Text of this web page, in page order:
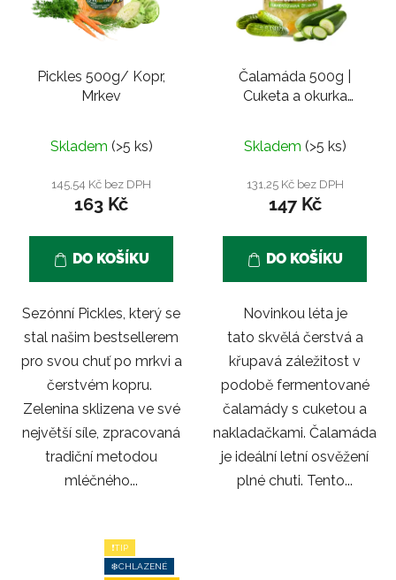
Pickles 500g/ Kopr,
Mrkev
hodnocení
produktu
je
z
Skladem (>5 ks)
145,54 Kč bez DPH
163 Kč
DO KOŠÍKU
Sezónní Pickles, který se
stal našim bestsellerem
pro svou chuť po mrkvi a
čerstvém kopru.
Zelenina sklizena ve své
největší síle, zpracovaná
tradiční metodou
mléčného...
Čalamáda 500g |
Cuketa a okurka
Skladem (>5 ks)
131,25 Kč bez DPH
147 Kč
DO KOŠÍKU
Novinkou léta je
tato skvělá čerstvá a
křupavá záležitost v
podobě fermentované
čalamády s cuketou a
nakladačkami. Čalamáda
je ideální letní osvěžení
plné chuti. Tento...
❗TIP
❄️CHLAZENÉ